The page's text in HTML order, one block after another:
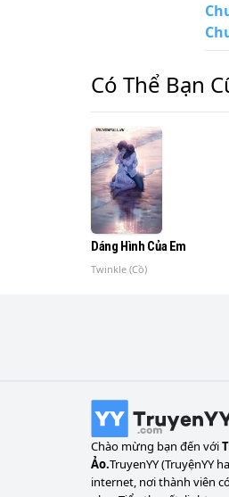
Hôn nhân
liền trố mắt kinh
cho hắn một like.
Một cuộc hôn
gia đình gà bay
tức muốn xì khói
cảm, kết quả
được tình cảm
"Biết thế tao đẻ
Tề Mẫn Mẫn cười
Cô vô tội đó nha!
Có Thể Bạn
Dáng Hình Của Em
Twinkle (Cồ)
Chào mừng bạn đến với
Ảo.TruyenYY (TruyệnYY
internet, nơi thành viên